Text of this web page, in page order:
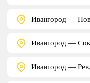
Ивангород —
Ивангород —
Ивангород —